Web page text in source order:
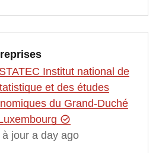
STATEC Institut national de
et des études
du Grand-Duché
à jour a day ago